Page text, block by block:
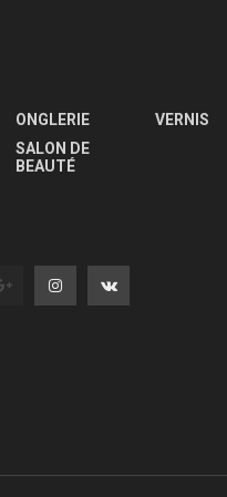
ONGLERIE
SALON DE
BEAUTÉ
VERNIS